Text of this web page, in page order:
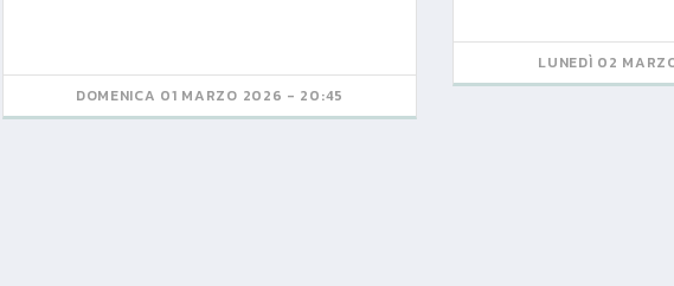
DOMENICA 01 MARZO 2026 - 20:45
LUNEDÌ 02